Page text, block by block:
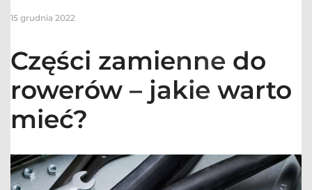
SERIA BUDŻETOWA
SERIA KLASYCZNA
15 grudnia 2022
Części zamienne do
rowerów – jakie warto
mieć?